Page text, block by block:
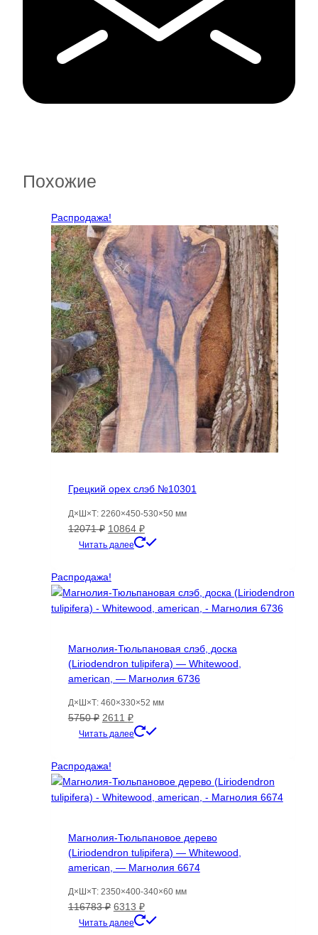
Похожие
Распродажа!
Грецкий орех слэб №10301
Д×Ш×Т: 2260×450-530×50 мм
12071₽ Первоначальная
цена
12071 ₽.
10864 ₽Текущая
цена:
Читать далее
Распродажа!
Магнолия-Тюльпановая слэб, доска
(Liriodendron tulipifera) — Whitewood,
american, — Магнолия 6736
Д×Ш×Т: 460×330×52 мм
5750₽ Первоначальная
цена
5750 ₽.
2611 ₽Текущая
цена:
Читать далее
Распродажа!
Магнолия-Тюльпановое дерево
(Liriodendron tulipifera) — Whitewood,
american, — Магнолия 6674
Д×Ш×Т: 2350×400-340×60 мм
116783₽ Первоначальная
цена
6313 ₽Текущая
цена:
Читать далее